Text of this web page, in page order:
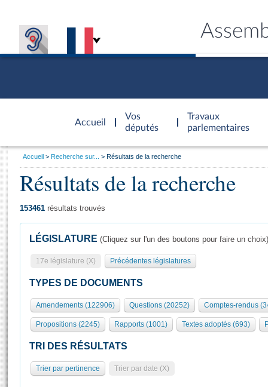
Accueil
d'accueil
Vos
députés
Travaux
parlementaires
Présidence
577 députés
Groupes politiques
Séance publique
Commissions et autres organes
Europe et International
Pétitions
Général
Rôle et pouvoirs de l'Assemblée
Organisation de l'Assemblée
Présidence Conférence des Présidents Bureau Collège des
Statistiques et chiffres clés
Visiter l'Assemblée
Visite virtuelle du palais Bourbon
Assister à une séance
Vous
Accueil Recherche sur... Résultats de la recherche
Résultats de la recherche
153461 résultats trouvés
LÉGISLATURE (Cliquez sur l'un des boutons pour faire un choix)
17e législature (X) Précédentes législatures
TYPES DE DOCUMENTS
Amendements (122906) Questions (20252) Comptes-rendus
Propositions (2245) Rapports (1001) Textes adoptés (693)
TRI DES RÉSULTATS
Trier par pertinence Trier par date (X)